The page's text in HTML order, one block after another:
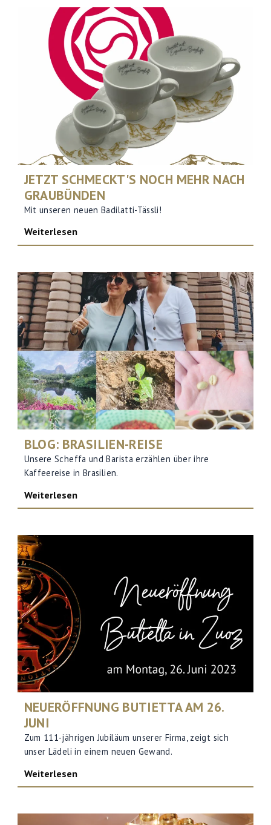
JETZT SCHMECKT'S NOCH MEHR NACH
GRAUBÜNDEN
Mit unseren neuen Badilatti-Tässli!
Weiterlesen
BLOG: BRASILIEN-REISE
Unsere Scheffa und Barista erzählen über ihre
Kaffeereise in Brasilien.
Weiterlesen
NEUERÖFFNUNG BUTIETTA AM 26.
JUNI
Zum 111-jährigen Jubiläum unserer Firma, zeigt sich
unser Lädeli in einem neuen Gewand.
Weiterlesen